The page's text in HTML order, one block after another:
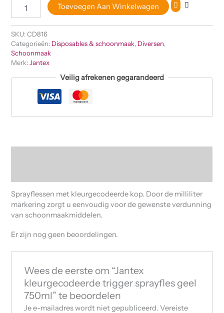
Toevoegen Aan Winkelwagen
SKU:CD816
Categorieën: Disposables & schoonmaak, Diversen,
Schoonmaak
Merk: Jantex
Veilig afrekenen gegarandeerd
Sprayflessen met kleurgecodeerde kop. Door de milliliter
markering zorgt u eenvoudig voor de gewenste verdunning
van schoonmaakmiddelen.
Er zijn nog geen beoordelingen.
Wees de eerste om “Jantex
kleurgecodeerde trigger sprayfles geel
750ml” te beoordelen
Je e-mailadres wordt niet gepubliceerd. Vereiste